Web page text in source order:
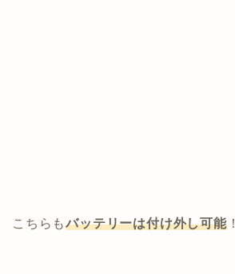
こちらもバッテリーは付け外し可能！